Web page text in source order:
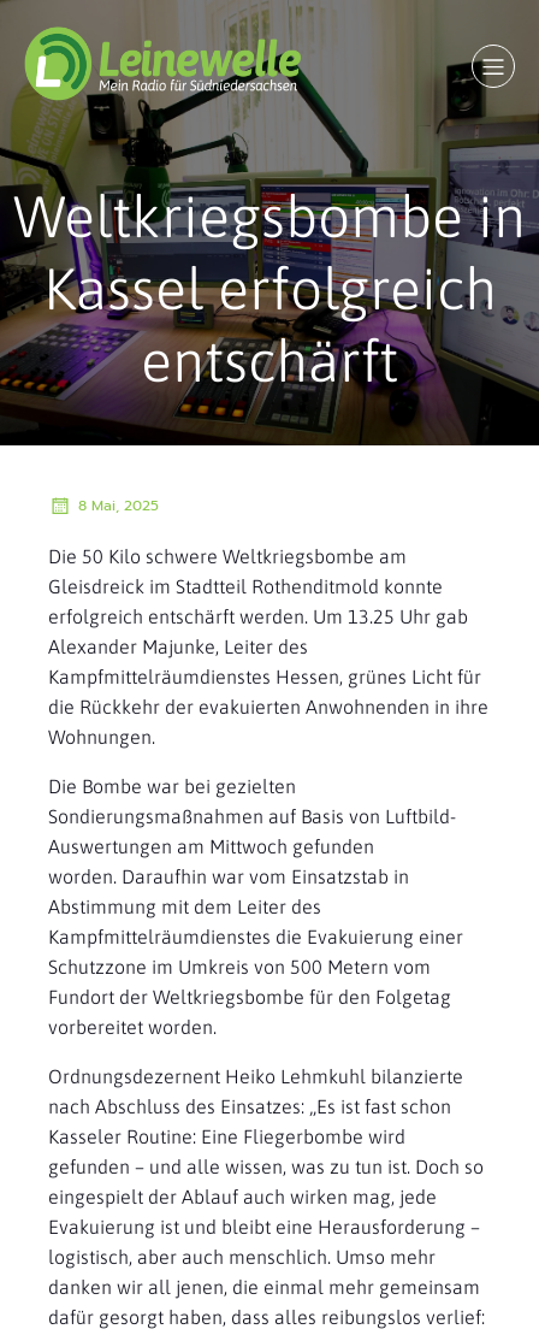
Weltkriegsbombe in
Kassel erfolgreich
entschärft
8 Mai, 2025
Die 50 Kilo schwere Weltkriegsbombe am
Gleisdreick im Stadtteil Rothenditmold konnte
erfolgreich entschärft werden. Um 13.25 Uhr gab
Alexander Majunke, Leiter des
Kampfmittelräumdienstes Hessen, grünes Licht für
die Rückkehr der evakuierten Anwohnenden in ihre
Wohnungen.
Die Bombe war bei gezielten
Sondierungsmaßnahmen auf Basis von Luftbild-
Auswertungen am Mittwoch gefunden
worden. Daraufhin war vom Einsatzstab in
Abstimmung mit dem Leiter des
Kampfmittelräumdienstes die Evakuierung einer
Schutzzone im Umkreis von 500 Metern vom
Fundort der Weltkriegsbombe für den Folgetag
vorbereitet worden.
Ordnungsdezernent Heiko Lehmkuhl bilanzierte
nach Abschluss des Einsatzes: „Es ist fast schon
Kasseler Routine: Eine Fliegerbombe wird
gefunden – und alle wissen, was zu tun ist. Doch so
eingespielt der Ablauf auch wirken mag, jede
Evakuierung ist und bleibt eine Herausforderung –
logistisch, aber auch menschlich. Umso mehr
danken wir all jenen, die einmal mehr gemeinsam
dafür gesorgt haben, dass alles reibungslos verlief: